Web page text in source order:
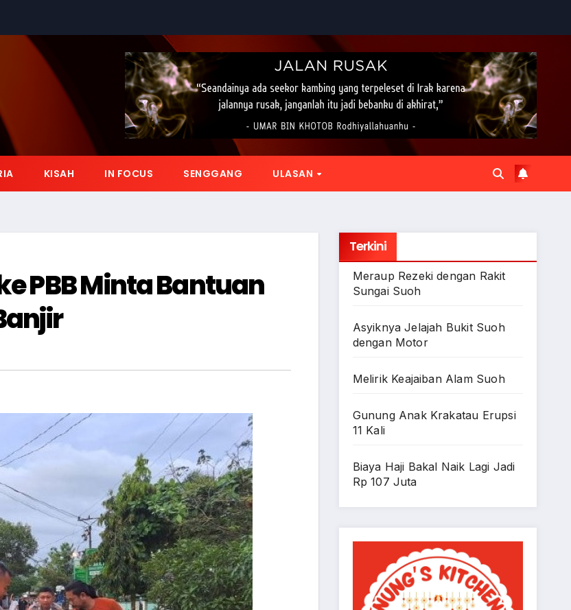
KISAH IN FOCUS SENGGANG ULASAN
PBB Minta Bantuan
Terkini
Meraup Rezeki dengan Rakit
Sungai Suoh
Asyiknya Jelajah Bukit Suoh
dengan Motor
Melirik Keajaiban Alam Suoh
Gunung Anak Krakatau Erupsi
11 Kali
Biaya Haji Bakal Naik Lagi Jadi
Rp 107 Juta